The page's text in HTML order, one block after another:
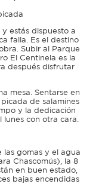
estás dispuesto a
falla. Es el destino
Subir al Parque
El Centinela es la
después disfrutar
mesa. Sentarse en
de salamines
y la dedicación
con otra cara.
las gomas y el agua
Chascomús), la 8
en buen estado,
bajas encendidas